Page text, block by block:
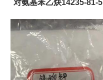
对氨基苯乙炔14235-81-5